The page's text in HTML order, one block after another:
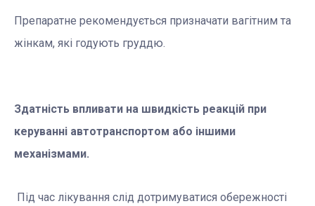
Препаратне рекомендується призначати вагітним та
жінкам, які годують груддю.
Здатність впливати на швидкість реакцій при
керуванні автотранспортом або іншими
механізмами.
Під час лікування слід дотримуватися обережності